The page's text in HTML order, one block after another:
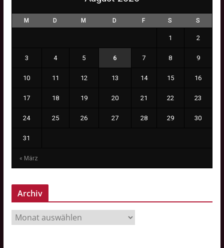
M D M D F S S
« März
1 2
3 4 5 6 7 8 9
10 11 12 13 14 15 16
17 18 19 20 21 22 23
24 25 26 27 28 29 30
31
Archiv